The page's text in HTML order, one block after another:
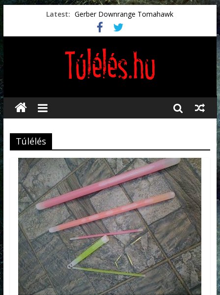
Latest: Gerber Downrange Tomahawk
Vészhelyzeti élelmiszerek
Svéd vészhelyzeti tájékoztató.
Vészhelyzetkezelés
Préselt törlőkendők
Túlélés